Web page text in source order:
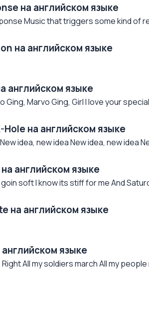
на английском языке
Music that triggers some kind of
на английском языке
английском языке
Marvo Ging, Girl I love your
на английском языке
idea, new idea New idea, new idea
английском языке
soft I know its stiff for me And
на английском языке
языке
All my soldiers march All my